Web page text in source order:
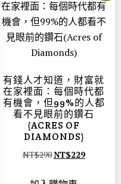
有錢人才知道，財富就
在家裡面：每個時代都
有機會，但99%的人都
看不見眼前的鑽石
(ACRES OF
DIAMONDS)
NT$290NT$229